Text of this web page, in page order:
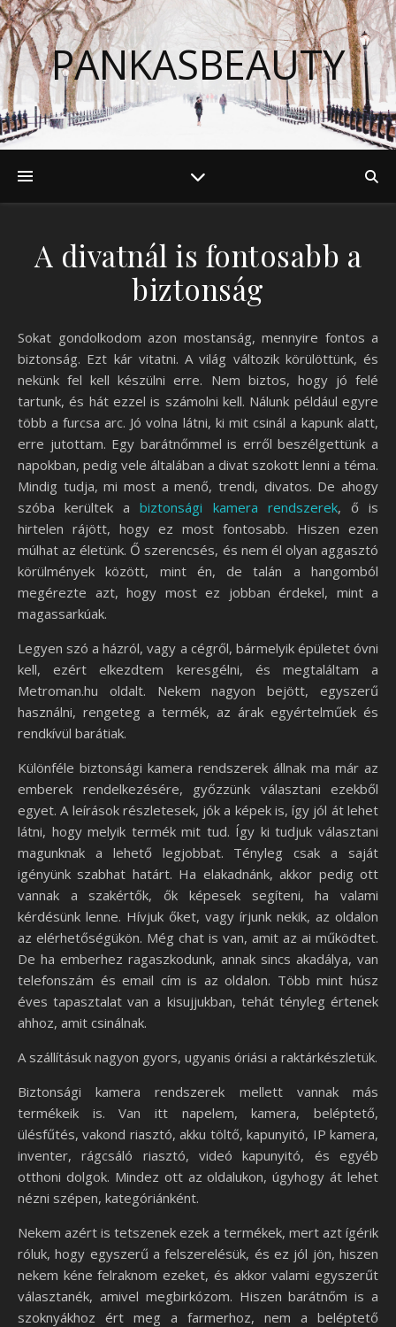
PANKASBEAUTY
A divatnál is fontosabb a
biztonság
Sokat gondolkodom azon mostanság, mennyire fontos a
biztonság. Ezt kár vitatni. A világ változik körülöttünk, és
nekünk fel kell készülni erre. Nem biztos, hogy jó felé
tartunk, és hát ezzel is számolni kell. Nálunk például egyre
több a furcsa arc. Jó volna látni, ki mit csinál a kapunk alatt,
erre jutottam. Egy barátnőmmel is erről beszélgettünk a
napokban, pedig vele általában a divat szokott lenni a téma.
Mindig tudja, mi most a menő, trendi, divatos. De ahogy
szóba kerültek abiztonsági kamera rendszerek, ő is
hirtelen rájött, hogy ez most fontosabb. Hiszen ezen
múlhat az életünk. Ő szerencsés, és nem él olyan aggasztó
körülmények között, mint én, de talán a hangomból
megérezte azt, hogy most ez jobban érdekel, mint a
magassarkúak.
Legyen szó a házról, vagy a cégről, bármelyik épületet óvni
kell, ezért elkezdtem keresgélni, és megtaláltam a
Metroman.hu oldalt. Nekem nagyon bejött, egyszerű
használni, rengeteg a termék, az árak egyértelműek és
rendkívül barátiak.
Különféle biztonsági kamera rendszerek állnak ma már az
emberek rendelkezésére, győzzünk választani ezekből
egyet. A leírások részletesek, jók a képek is, így jól át lehet
látni, hogy melyik termék mit tud. Így ki tudjuk választani
magunknak a lehető legjobbat. Tényleg csak a saját
igényünk szabhat határt. Ha elakadnánk, akkor pedig ott
vannak a szakértők, ők képesek segíteni, ha valami
kérdésünk lenne. Hívjuk őket, vagy írjunk nekik, az oldalon
az elérhetőségükön. Még chat is van, amit az ai működtet.
De ha emberhez ragaszkodunk, annak sincs akadálya, van
telefonszám és email cím is az oldalon. Több mint húsz
éves tapasztalat van a kisujjukban, tehát tényleg értenek
ahhoz, amit csinálnak.
A szállításuk nagyon gyors, ugyanis óriási a raktárkészletük.
Biztonsági kamera rendszerek mellett vannak más
termékeik is. Van itt napelem, kamera, beléptető,
ülésfűtés, vakond riasztó, akku töltő, kapunyitó, IP kamera,
inventer, rágcsáló riasztó, videó kapunyitó, és egyéb
otthoni dolgok. Mindez ott az oldalukon, úgyhogy át lehet
nézni szépen, kategóriánként.
Nekem azért is tetszenek ezek a termékek, mert azt ígérik
róluk, hogy egyszerű a felszerelésük, és ez jól jön, hiszen
nekem kéne felraknom ezeket, és akkor valami egyszerűt
választanék, amivel megbirkózom. Hiszen barátnőm is a
szoknyákhoz ért meg a farmerhoz, nem a beléptető